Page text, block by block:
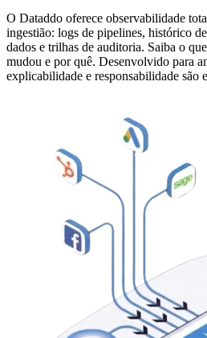
O Dataddo oferece observabilidade
ingestião: logs de pipelines, histórico
dados e trilhas de auditoria. Saiba o
mudou e por quê. Desenvolvido para
explicabilidade e responsabilidade são